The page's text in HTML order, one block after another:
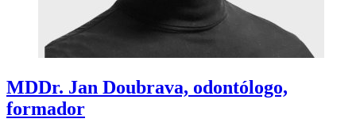
MDDr. Jan Doubrava, odontólogo,
formador